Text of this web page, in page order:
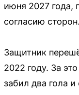
июня 2027 года,
согласию сторон.
Защитник
2022 году. За
забил два гола